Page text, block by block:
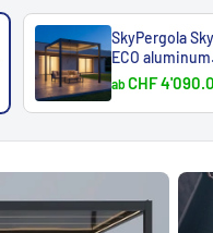
SkyPergola
ECO aluminum
pergola
ab CHF